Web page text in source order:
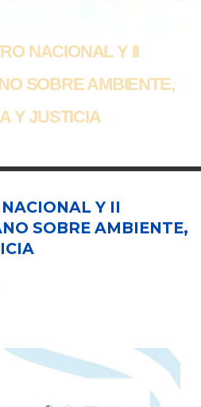
NACIONAL Y II
SOBRE AMBIENTE,
Y JUSTICIA
Y II
SOBRE AMBIENTE,